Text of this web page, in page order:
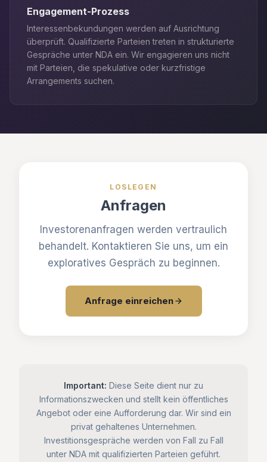
Engagement-Prozess
Interessenbekundungen werden auf Ausrichtung
überprüft. Qualifizierte Parteien treten in strukturierte
Gespräche unter NDA ein. Wir engagieren uns nicht
mit Parteien, die spekulative oder kurzfristige
Arrangements suchen.
LOSLEGEN
Anfragen
Investorenanfragen werden vertraulich
behandelt. Kontaktieren Sie uns, um ein
exploratives Gespräch zu beginnen.
Anfrage einreichen
Important: Diese Seite dient nur zu
Informationszwecken und stellt kein öffentliches
Angebot oder eine Aufforderung dar. Wir sind ein
privat gehaltenes Unternehmen.
Investitionsgespräche werden von Fall zu Fall
unter NDA mit qualifizierten Parteien geführt.